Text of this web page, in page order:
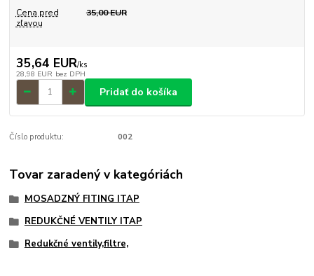
Cena pred
zľavou
35,00 EUR
35,64 EUR/ks
28,98 EUR bez DPH
Pridať do košíka
Číslo produktu: 002
Tovar zaradený v kategóriách
MOSADZNÝ FITING ITAP
REDUKČNÉ VENTILY ITAP
Redukčné ventily,filtre,